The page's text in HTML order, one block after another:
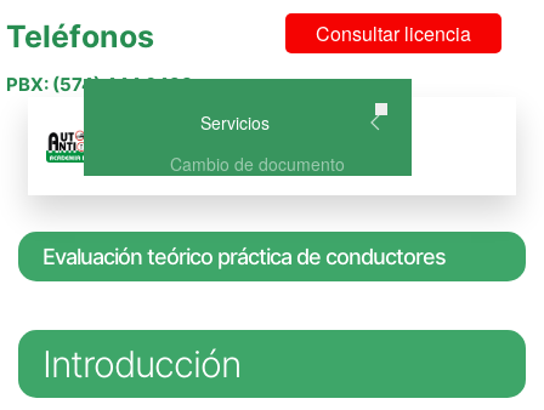
Teléfonos
PBX: (574) 444 6493
Consultar licencia
navegación
contenido
Servicios
Cambio de documento
Curso de Conducción Categoría
Curso de Conducción A2: Curso
de conducción para Moto
Curso Licencia de Conducción
C1: Vehículo de Servicio Público
Evaluación teórico práctica de conductores
Introducción